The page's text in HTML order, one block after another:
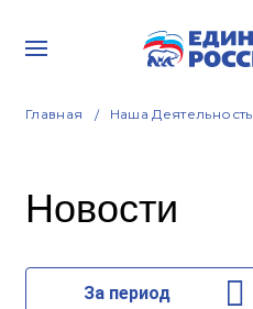
Главная Наша Деятельность
Новости
За период